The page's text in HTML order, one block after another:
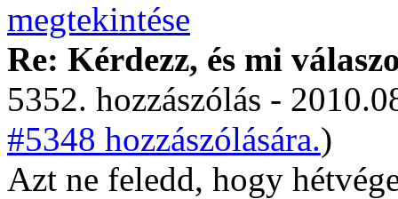
Re: Kérdezz, és mi
5352. hozzászólás -
#5348 hozzászólására.)
Azt ne feledd, hogy